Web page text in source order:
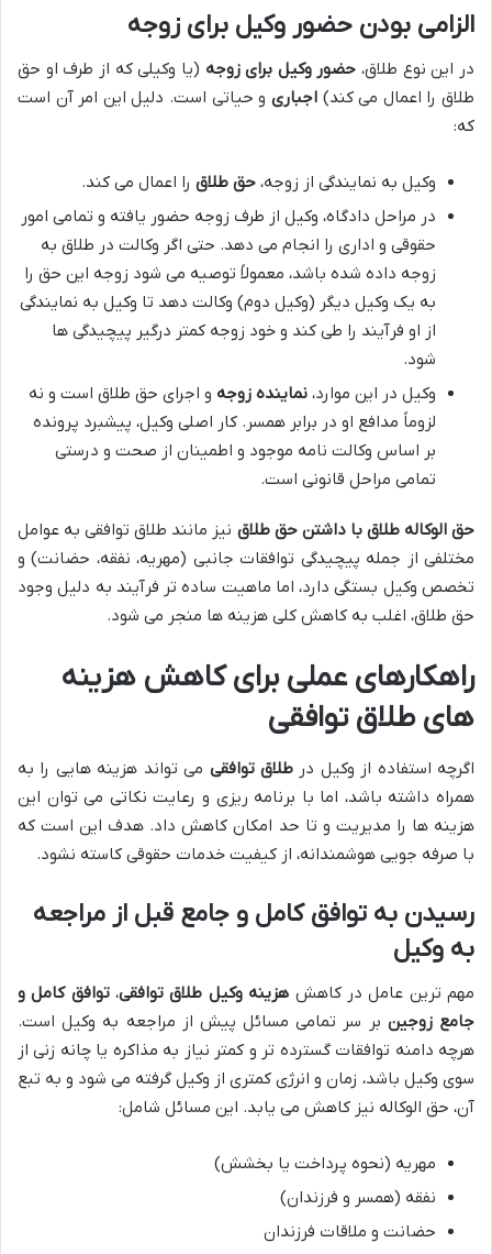
الزامی بودن حضور وکیل برای زوجه
در این نوع طلاق، حضور وکیل برای زوجه (یا وکیلی که از طرف او حق
طلاق را اعمال می کند)اجباری و حیاتی است. دلیل این امر آن است
که:
وکیل به نمایندگی از زوجه، حق طلاق را اعمال می کند.
در مراحل دادگاه، وکیل از طرف زوجه حضور یافته و تمامی امور
حقوقی و اداری را انجام می دهد. حتی اگر وکالت در طلاق به
زوجه داده شده باشد، معمولاً توصیه می شود زوجه این حق را
به یک وکیل دیگر (وکیل دوم) وکالت دهد تا وکیل به نمایندگی
از او فرآیند را طی کند و خود زوجه کمتر درگیر پیچیدگی ها
شود.
وکیل در این موارد، نماینده زوجه و اجرای حق طلاق است و نه
لزوماً مدافع او در برابر همسر. کار اصلی وکیل، پیشبرد پرونده
بر اساس وکالت نامه موجود و اطمینان از صحت و درستی
تمامی مراحل قانونی است.
حق الوکاله طلاق با داشتن حق طلاق نیز مانند طلاق توافقی به عوامل
مختلفی از جمله پیچیدگی توافقات جانبی (مهریه، نفقه، حضانت) و
تخصص وکیل بستگی دارد، اما ماهیت ساده تر فرآیند به دلیل وجود
حق طلاق، اغلب به کاهش کلی هزینه ها منجر می شود.
راهکارهای عملی برای کاهش هزینه
های طلاق توافقی
اگرچه استفاده از وکیل درطلاق توافقی می تواند هزینه هایی را به
همراه داشته باشد، اما با برنامه ریزی و رعایت نکاتی می توان این
هزینه ها را مدیریت و تا حد امکان کاهش داد. هدف این است که
با صرفه جویی هوشمندانه، از کیفیت خدمات حقوقی کاسته نشود.
رسیدن به توافق کامل و جامع قبل از مراجعه
به وکیل
مهم ترین عامل در کاهش هزینه وکیل طلاق توافقی،توافق کامل و
جامع زوجین بر سر تمامی مسائل پیش از مراجعه به وکیل است.
هرچه دامنه توافقات گسترده تر و کمتر نیاز به مذاکره یا چانه زنی از
سوی وکیل باشد، زمان و انرژی کمتری از وکیل گرفته می شود و به تبع
آن، حق الوکاله نیز کاهش می یابد. این مسائل شامل:
مهریه (نحوه پرداخت یا بخشش)
نفقه (همسر و فرزندان)
حضانت و ملاقات فرزندان